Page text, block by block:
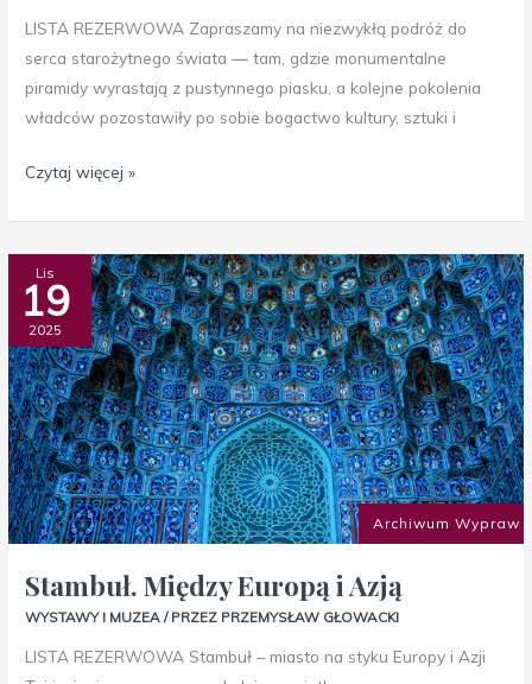
LISTA REZERWOWA Zapraszamy na niezwykłą podróż do
serca starożytnego świata — tam, gdzie monumentalne
piramidy wyrastają z pustynnego piasku, a kolejne pokolenia
władców pozostawiły po sobie bogactwo kultury, sztuki i
Czytaj więcej »
Archiwum Wypraw
Lis
19
2025
Stambuł. Między Europą i Azją
WYSTAWY I MUZEA / PRZEZ PRZEMYSŁAW GŁOWACKI
LISTA REZERWOWA Stambuł – miasto na styku Europy i Azji
Stambuł.
Między
Europą
i
Azją